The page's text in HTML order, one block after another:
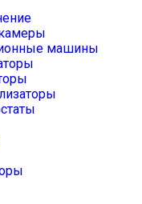
машины